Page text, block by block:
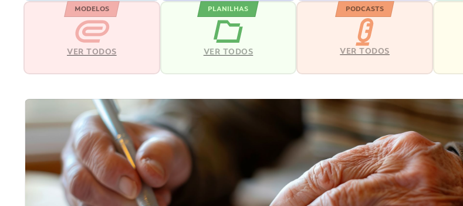
MODELOS
VER TODOS
PLANILHAS
VER TODOS
PODCASTS
VER TODOS